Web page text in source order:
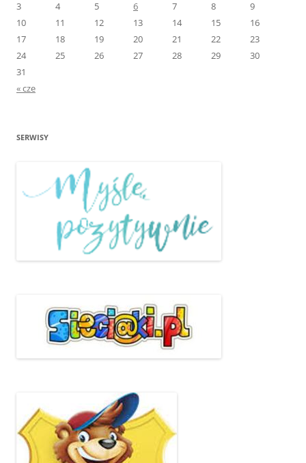
3 4 5 6 7 8
9
10
11 12 13 14 15
16
17
18 19 20 21 22
23
24
25 26 27 28 29
30
31
« cze
SERWISY